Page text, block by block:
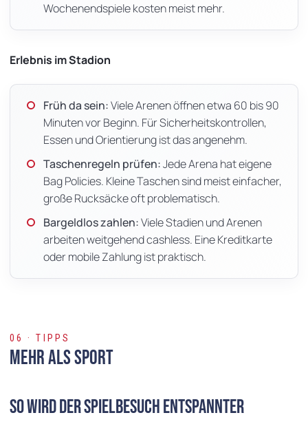
Wochenendspiele kosten meist mehr.
Erlebnis im Stadion
Früh da sein:Viele Arenen öffnen etwa 60 bis 90
Minuten vor Beginn. Für Sicherheitskontrollen,
Essen und Orientierung ist das angenehm.
Taschenregeln prüfen:Jede Arena hat eigene
Bag Policies. Kleine Taschen sind meist einfacher,
große Rucksäcke oft problematisch.
Bargeldlos zahlen:Viele Stadien und Arenen
arbeiten weitgehend cashless. Eine Kreditkarte
oder mobile Zahlung ist praktisch.
06 · TIPPS
Mehr als Sport
So wird der Spielbesuch entspannter